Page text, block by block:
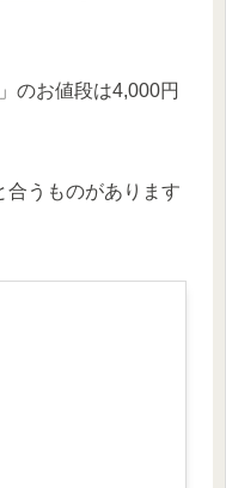
のお値段は4,000円
合うものがあります